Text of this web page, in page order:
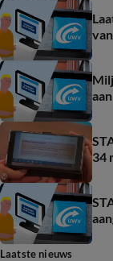
34
Laatste nieuws